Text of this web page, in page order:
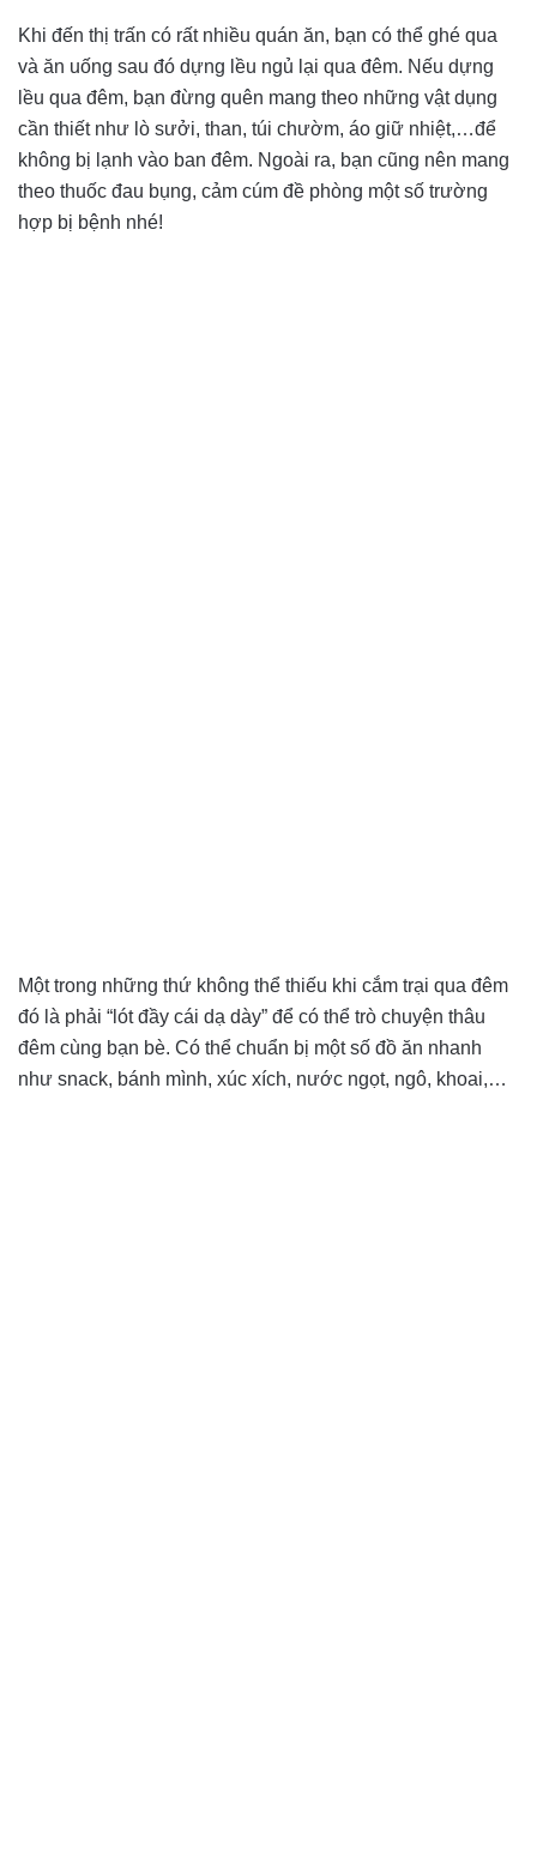
Khi đến thị trấn có rất nhiều quán ăn, bạn có thể ghé qua
và ăn uống sau đó dựng lều ngủ lại qua đêm. Nếu dựng
lều qua đêm, bạn đừng quên mang theo những vật dụng
cần thiết như lò sưởi, than, túi chườm, áo giữ nhiệt,…để
không bị lạnh vào ban đêm. Ngoài ra, bạn cũng nên mang
theo thuốc đau bụng, cảm cúm đề phòng một số trường
hợp bị bệnh nhé!
Một trong những thứ không thể thiếu khi cắm trại qua đêm
đó là phải “lót đầy cái dạ dày” để có thể trò chuyện thâu
đêm cùng bạn bè. Có thể chuẩn bị một số đồ ăn nhanh
như snack, bánh mình, xúc xích, nước ngọt, ngô, khoai,…